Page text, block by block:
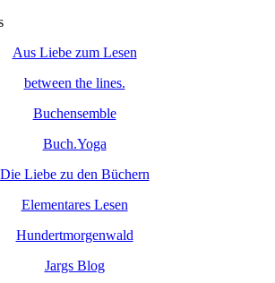
Aus Liebe zum Lesen
between the lines.
Buchensemble
Buch.Yoga
Die Liebe zu den Büchern
Elementares Lesen
Hundertmorgenwald
Jargs Blog